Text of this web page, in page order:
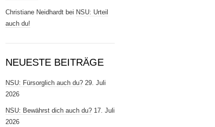
Christiane Neidhardt bei NSU: Urteil
auch du!
NEUESTE BEITRÄGE
NSU: Fürsorglich auch du? 29. Juli
2026
NSU: Bewährst dich auch du? 17. Juli
2026